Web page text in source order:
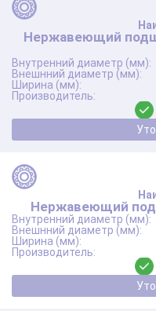
Нержавеющий
Нержавеющий